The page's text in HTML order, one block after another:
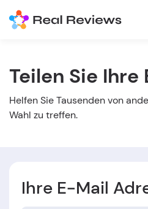
Teilen Sie Ihre
Helfen Sie Tausenden von
Wahl zu treffen.
Ihre E-Mail